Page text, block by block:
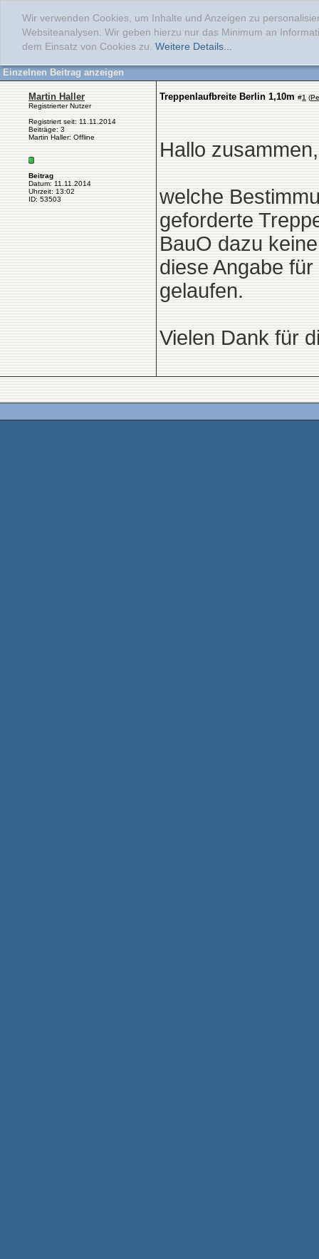
Wir verwenden Cookies, um Inhalte und Anzeigen zu
Websiteanalysen. Wir geben hierzu nur das Minimum an
dem Einsatz von Cookies zu. Weitere Details...
Einzelnen Beitrag anzeigen
Martin Haller
Registrierter Nutzer
Registriert seit: 11.11.2014
Beiträge: 3
Martin Haller: Offline
Beitrag
Datum: 11.11.2014
Uhrzeit: 13:02
ID: 53503
Treppenlaufbreite Berlin 1,10m #1 (
Hallo zusammen,
welche
geforderte
BauO dazu
diese Angabe
gelaufen.
Vielen Dank für